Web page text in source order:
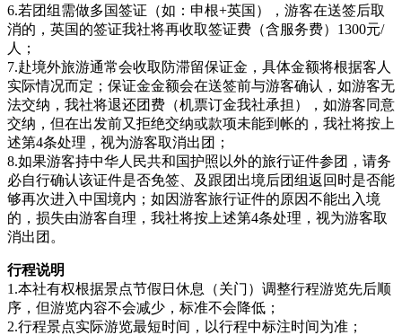
6.若团组需做多国签证（如：申根+英国），游客在送签后取
消的，英国的签证我社将再收取签证费（含服务费）1300元/
人；
7.赴境外旅游通常会收取防滞留保证金，具体金额将根据客人
实际情况而定；保证金金额会在送签前与游客确认，如游客无
法交纳，我社将退还团费（机票订金我社承担），如游客同意
交纳，但在出发前又拒绝交纳或款项未能到帐的，我社将按上
述第4条处理，视为游客取消出团；
8.如果游客持中华人民共和国护照以外的旅行证件参团，请务
必自行确认该证件是否免签、及跟团出境后团组返回时是否能
够再次进入中国境内；如因游客旅行证件的原因不能出入境
的，损失由游客自理，我社将按上述第4条处理，视为游客取
消出团。
行程说明
1.本社有权根据景点节假日休息（关门）调整行程游览先后顺
序，但游览内容不会减少，标准不会降低；
2.行程景点实际游览最短时间，以行程中标注时间为准；